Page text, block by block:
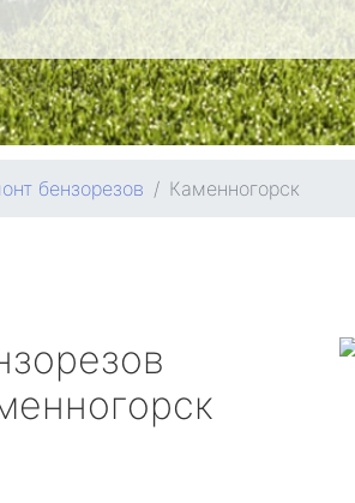
бензорезов Каменногорск